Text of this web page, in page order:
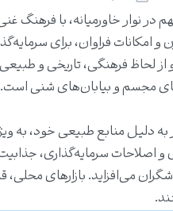
در نوار خاورمیانه، با
و امکانات فراوان، برای
مجسم و بیابان‌های شنی
دلیل منابع طبیعی خود، به
اصلاحات سرمایه‌گذاری،
می‌افزاید. بازارهای